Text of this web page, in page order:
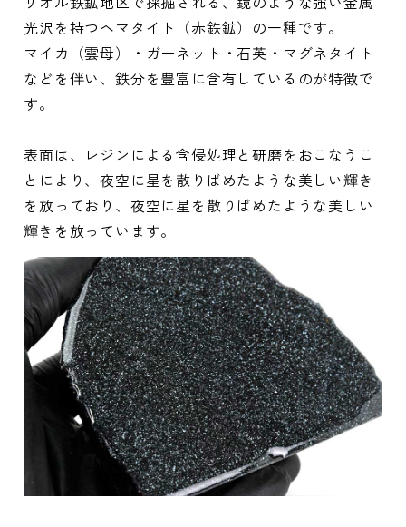
光沢を持つヘマタイト（赤鉄鉱）の一種です。
マイカ（雲母）・ガーネット・石英・マグネタイト
などを伴い、鉄分を豊富に含有しているのが特徴で
す。
表面は、レジンによる含侵処理と研磨をおこなうこ
とにより、夜空に星を散りばめたような美しい輝き
を放っており、夜空に星を散りばめたような美しい
輝きを放っています。